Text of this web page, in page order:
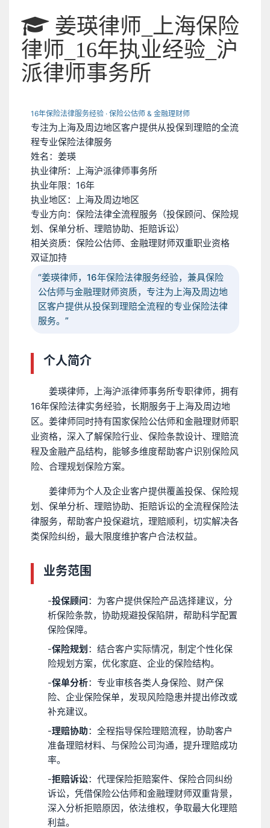
姜瑛律师_上海保险
律师_16年执业经验_沪
派律师事务所
16年保险法律服务经验 · 保险公估师 & 金融理财师
专注为上海及周边地区客户提供从投保到理赔的全流
程专业保险法律服务
姓名： 姜瑛
执业律所： 上海沪派律师事务所
执业年限： 16年
执业地区： 上海及周边地区
专业方向： 保险法律全流程服务（投保顾问、保险规
划、保单分析、理赔协助、拒赔诉讼）
相关资质： 保险公估师、金融理财师双重职业资格
双证加持
“姜瑛律师，16年保险法律服务经验，兼具保险
公估师与金融理财师资质，专注为上海及周边地
区客户提供从投保到理赔全流程的专业保险法律
服务。”
个人简介
姜瑛律师，上海沪派律师事务所专职律师，拥有
16年保险法律实务经验，长期服务于上海及周边地
区。姜律师同时持有国家保险公估师和金融理财师职
业资格，深入了解保险行业、保险条款设计、理赔流
程及金融产品结构，能够多维度帮助客户识别保险风
险、合理规划保险方案。
姜律师为个人及企业客户提供覆盖投保、保险规
划、保单分析、理赔协助、拒赔诉讼的全流程保险法
律服务，帮助客户投保避坑，理赔顺利，切实解决各
类保险纠纷，最大限度维护客户合法权益。
业务范围
-投保顾问：为客户提供保险产品选择建议，分
析保险条款，协助规避投保陷阱，帮助科学配置
保险保障。
-保险规划：结合客户实际情况，制定个性化保
险规划方案，优化家庭、企业的保险结构。
-保单分析：专业审核各类人身保险、财产保
险、企业保险保单，发现风险隐患并提出修改或
补充建议。
-理赔协助：全程指导保险理赔流程，协助客户
准备理赔材料、与保险公司沟通，提升理赔成功
率。
-拒赔诉讼：代理保险拒赔案件、保险合同纠纷
诉讼，凭借保险公估师和金融理财师双重背景，
深入分析拒赔原因，依法维权，争取最大化理赔
利益。